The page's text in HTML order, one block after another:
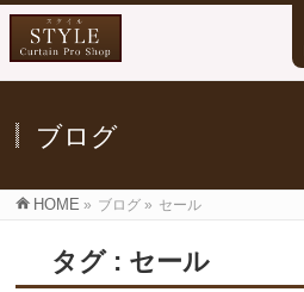
ブログ
HOME » ブログ » セール
タグ : セール